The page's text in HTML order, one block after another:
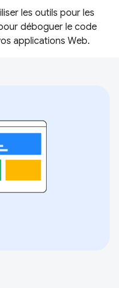
les outils pour les
déboguer le code
applications Web.